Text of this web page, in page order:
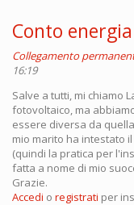
Conto
Collegamento
16:19
Salve a tutti, mi chiamo
fotovoltaico, ma
essere diversa da
mio marito ha intestato
(quindi la pratica per
fatta a nome di mio
Grazie.
Accedi o registrati per